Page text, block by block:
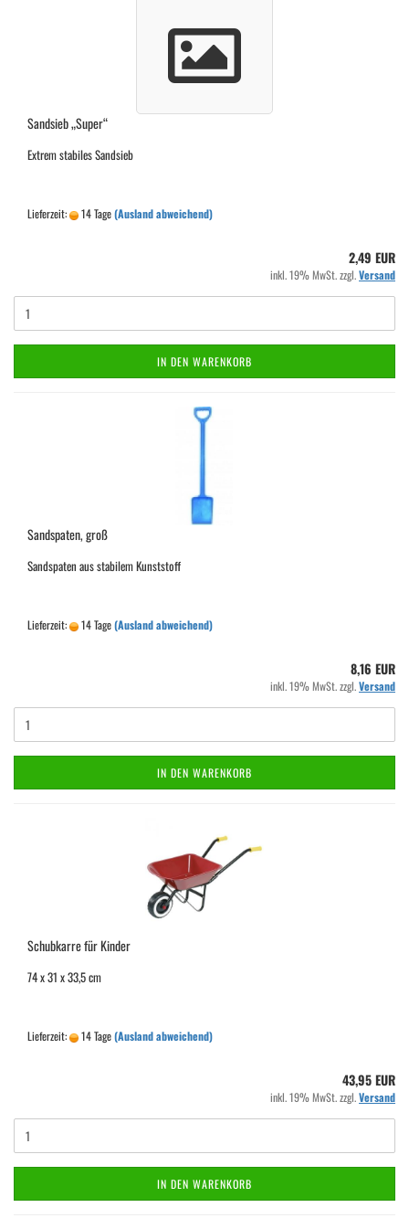
Sandsieb „Super“
Extrem stabiles Sandsieb
Lieferzeit: 14 Tage(Ausland abweichend)
2,49 EUR
inkl. 19% MwSt. zzgl.Versand
IN DEN WARENKORB
Sandspaten, groß
Sandspaten aus stabilem Kunststoff
Lieferzeit: 14 Tage(Ausland abweichend)
8,16 EUR
inkl. 19% MwSt. zzgl.Versand
IN DEN WARENKORB
Schubkarre für Kinder
74 x 31 x 33,5 cm
Lieferzeit: 14 Tage(Ausland abweichend)
43,95 EUR
inkl. 19% MwSt. zzgl.Versand
IN DEN WARENKORB